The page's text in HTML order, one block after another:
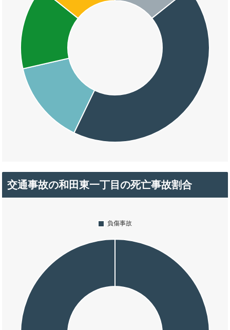
交通事故の和田東一丁目の死亡事故割合